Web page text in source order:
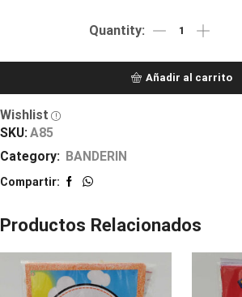
Añadir al carrito
Wishlist
SKU: A85
Category: BANDERIN
Compartir:
Productos Relacionados